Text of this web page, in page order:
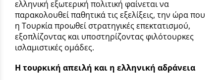
ελληνική εξωτερική πολιτική φαίνεται να
παρακολουθεί παθητικά τις εξελίξεις, την ώρα που
η Τουρκία προωθεί στρατηγικές επεκτατισμού,
εξοπλίζοντας και υποστηρίζοντας φιλότουρκες
ισλαμιστικές ομάδες.
Η τουρκική απειλή και η ελληνική αδράνεια